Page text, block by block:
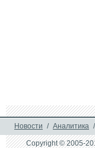
Новости / Аналитика /
Copyright © 2005-